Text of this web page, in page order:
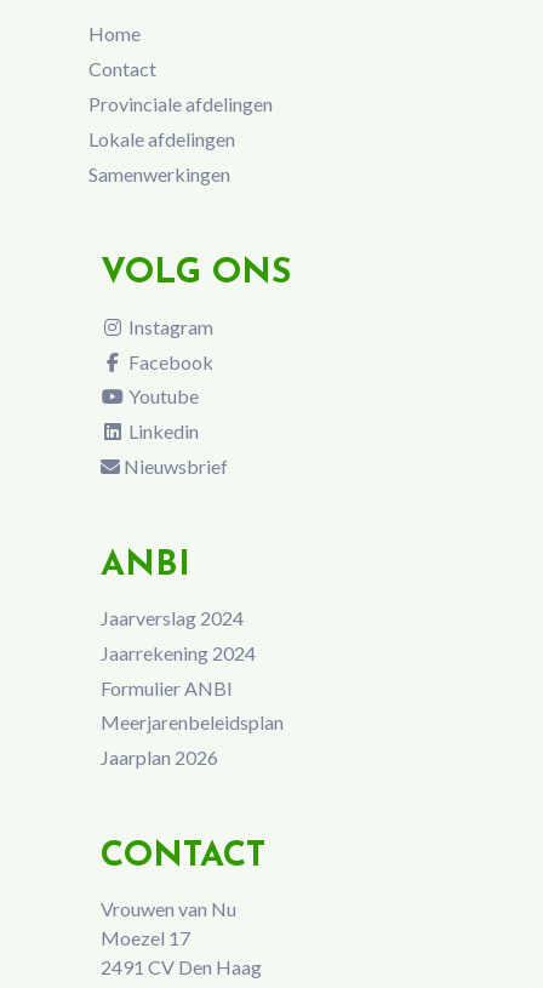
Home
Contact
Provinciale afdelingen
Lokale afdelingen
Samenwerkingen
VOLG ONS
Instagram
Facebook
Youtube
Linkedin
Nieuwsbrief
ANBI
Jaarverslag 2024
Jaarrekening 2024
Formulier ANBI
Meerjarenbeleidsplan
Jaarplan 2026
CONTACT
Vrouwen van Nu
Moezel 17
2491 CV Den Haag